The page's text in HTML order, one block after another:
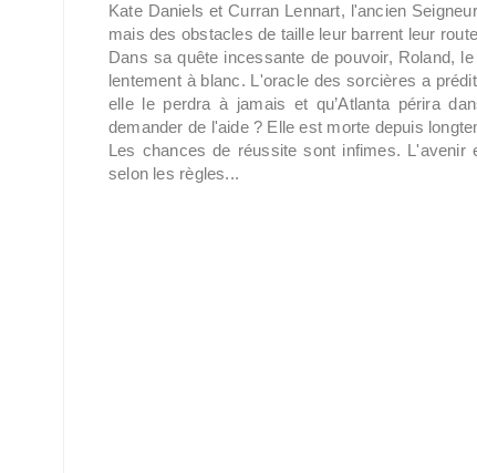
Kate Daniels et Curran Lennart, l'ancien
mais des obstacles de taille leur barrent leur
Dans sa quête incessante de pouvoir, Roland,
lentement à blanc. L'oracle des sorcières a
elle le perdra à jamais et qu’Atlanta périra
demander de l'aide ? Elle est morte depuis
Les chances de réussite sont infimes.
selon les règles...